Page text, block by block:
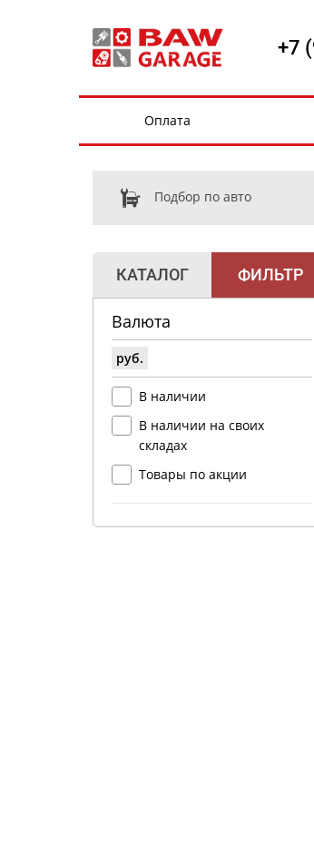
+7
Оплата
Подбор по авто
КАТАЛОГ ФИЛЬТР
Валюта
руб.
В наличии
В наличии на своих
складах
Товары по акции